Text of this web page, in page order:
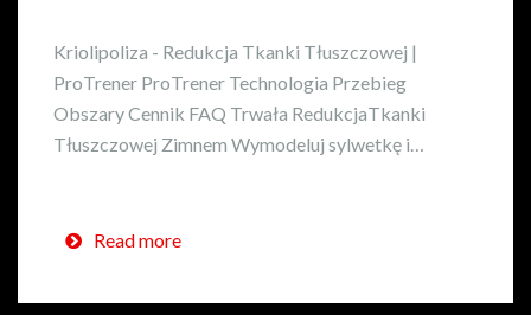
Kriolipoliza - Redukcja Tkanki Tłuszczowej |
ProTrener ProTrener Technologia Przebieg
Obszary Cennik FAQ Trwała RedukcjaTkanki
Tłuszczowej Zimnem Wymodeluj sylwetkę i…
Read more